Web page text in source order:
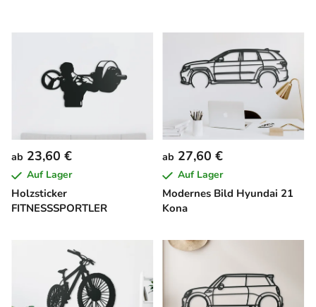
Holzsticker
FITNESSSPORTLER
ab 23,60 €
Auf Lager
Modernes Bild Hyundai 21
Kona
ab 27,60 €
Auf Lager